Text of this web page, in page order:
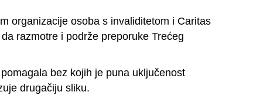
organizacije osoba s invaliditetom i Caritas
razmotre i podrže preporuke Trećeg
bez kojih je puna uključenost
drugačiju sliku.